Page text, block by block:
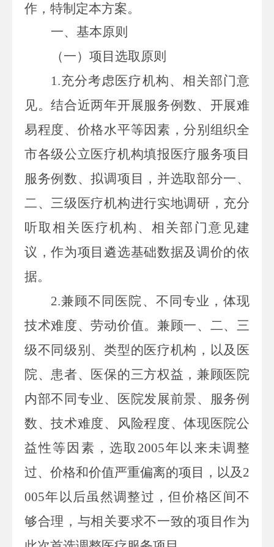
作 ， 特制定本方案。
一、基本原则
（一）项目选取原则
1.充分考虑医疗机构、相关部门意
见。结合近两年开展服务例数、开展难
易程度、价格水平等因素，分别 组织全
市各级公立 医疗机构填报医疗服务项目
服务例数、拟调项目， 并选取部分一、
二、三级医疗机构进行实地调研，充分
听取相关医疗机构、相关部门意见建
议，作为项目遴选基础数据及调价的依
据。
2.兼顾不同医院、不同专业，体现
技术难度、劳动价值。 兼顾一、二、三
级不同级别、类型的医疗机构，以及医
院、患者、医保的三方权益，兼顾医院
内部不同专业、医院发展前景、服务例
数、技术难度、风险程度、体现医院公
益性等因素，选取 2005年以来未调整
过、价格和价值严重偏离的项目，以及 2
005年以后虽然调整过，但价格区间不
够合理，与相关要求不一致的项目作为